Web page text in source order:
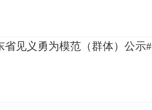
省见义勇为模范（群体）公示